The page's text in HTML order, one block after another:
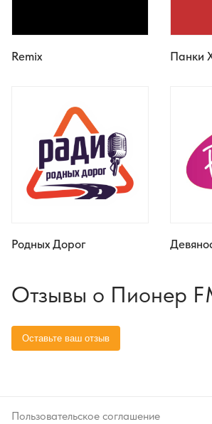
Remix Панки
Родных Дорог
Отзывы о Пионер
Пользовательское соглашение